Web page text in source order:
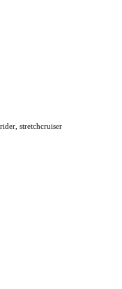
stretchcruiser